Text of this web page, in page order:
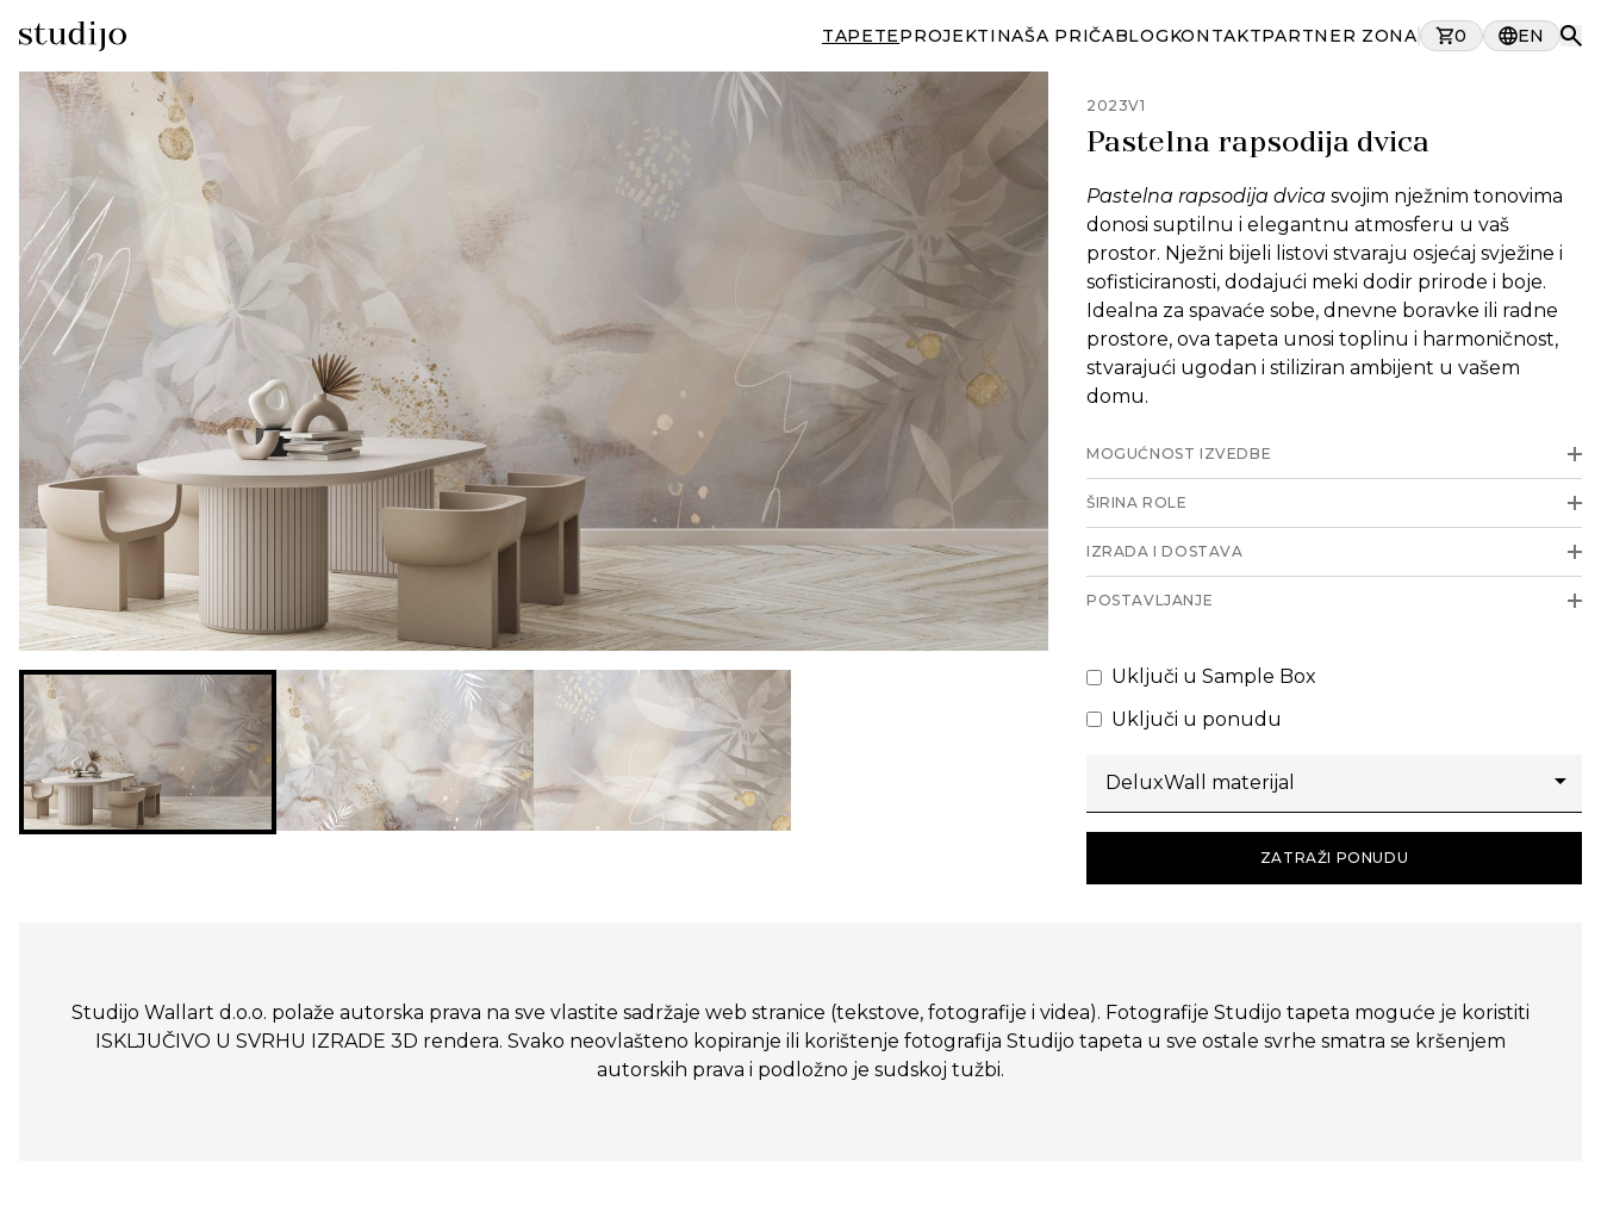
TAPETEPROJEKTINAŠA PRIČABLOGKONTAKTPARTNER ZONA 0 EN
2023V1
Pastelna rapsodija dvica
Pastelna rapsodija dvica svojim nježnim tonovima
donosi suptilnu i elegantnu atmosferu u vaš
prostor. Nježni bijeli listovi stvaraju osjećaj svježine i
sofisticiranosti, dodajući meki dodir prirode i boje.
Idealna za spavaće sobe, dnevne boravke ili radne
prostore, ova tapeta unosi toplinu i harmoničnost,
stvarajući ugodan i stiliziran ambijent u vašem
domu.
MOGUĆNOST IZVEDBE
ŠIRINA ROLE
IZRADA I DOSTAVA
POSTAVLJANJE
Uključi u Sample Box
Uključi u ponudu
ZATRAŽI PONUDU
Studijo Wallart d.o.o. polaže autorska prava na sve vlastite sadržaje web stranice (tekstove, fotografije i videa). Fotografije Studijo tapeta moguće je koristiti
ISKLJUČIVO U SVRHU IZRADE 3D rendera. Svako neovlašteno kopiranje ili korištenje fotografija Studijo tapeta u sve ostale svrhe smatra se kršenjem
autorskih prava i podložno je sudskoj tužbi.